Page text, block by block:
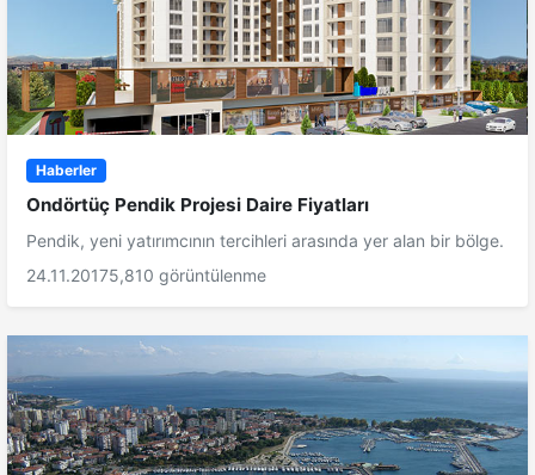
Haberler
Ondörtüç Pendik Projesi Daire Fiyatları
Pendik, yeni yatırımcının tercihleri arasında yer alan bir bölge.
24.11.20175,810 görüntülenme